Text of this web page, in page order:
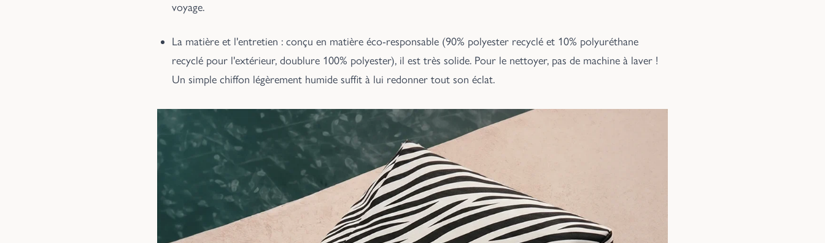
voyage.
La matière et l'entretien : conçu en matière éco-responsable (90% polyester recyclé et 10% polyuréthane
recyclé pour l'extérieur, doublure 100% polyester), il est très solide. Pour le nettoyer, pas de machine à laver !
Un simple chiffon légèrement humide suffit à lui redonner tout son éclat.